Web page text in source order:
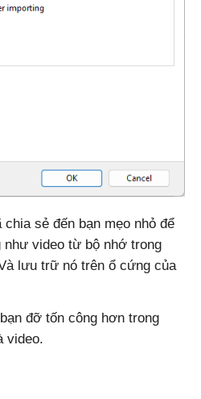
sẻ đến bạn mẹo nhỏ để
như video từ bộ nhớ trong
lưu trữ nó trên ổ cứng của
đỡ tốn công hơn trong
video.